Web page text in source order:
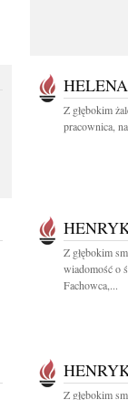
Z głębokim
pracownica,
Z głębokim
wiadomość o
Fachowca,...
Z głębokim